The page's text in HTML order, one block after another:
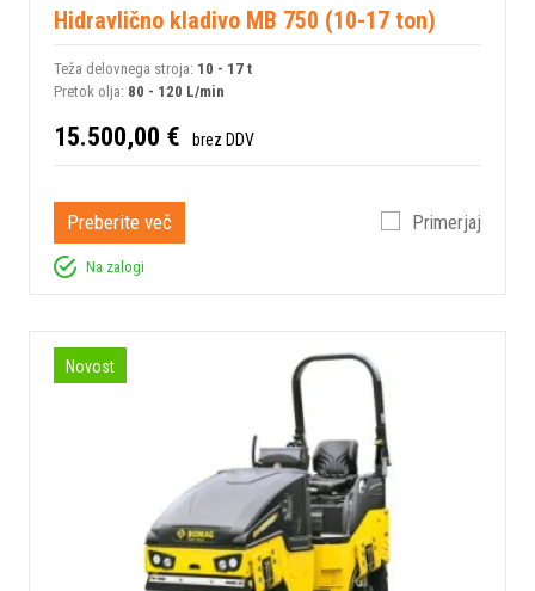
Hidravlično kladivo MB 750 (10-17 ton)
Teža delovnega stroja: 10 - 17 t
Pretok olja: 80 - 120 L/min
15.500,00 € brez DDV
Preberite več Primerjaj
Na zalogi
Novost